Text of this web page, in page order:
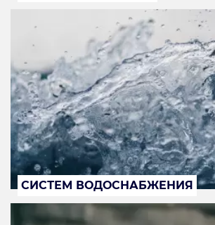
СИСТЕМ ВОДОСНАБЖЕНИЯ